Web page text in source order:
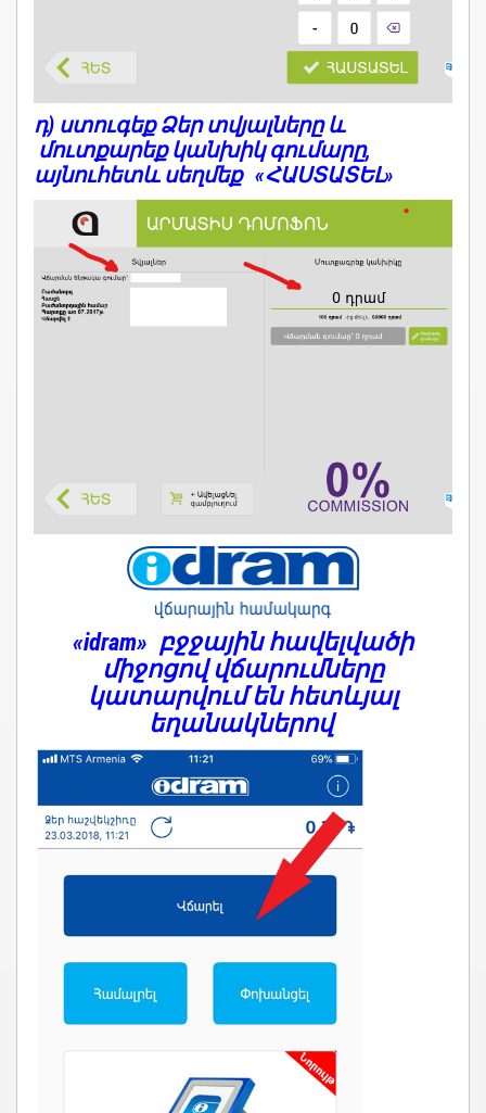
դ) ստուգեք Ձեր տվյալները և
մուտքարեք կանխիկ գումարը,
այնուհետև սեղմեք «ՀԱՍՏԱՏԵԼ»
«idram» բջջային հավելվածի
միջոցով վճարումները
կատարվում են հետևյալ
եղանակներով